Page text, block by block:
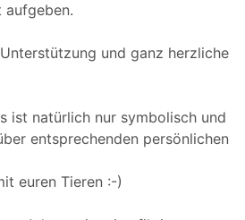
aufgeben.
und ganz herzliche
ist natürlich nur symbolisch und
entsprechenden persönlichen
euren Tieren :-)